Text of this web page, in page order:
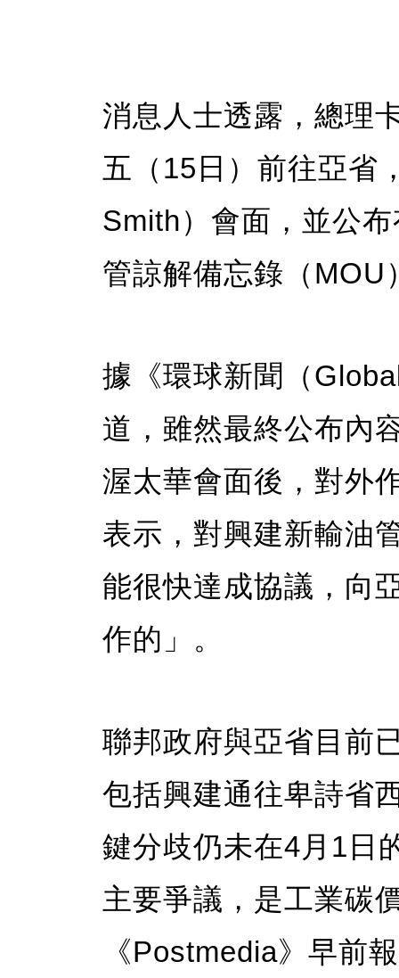
消息人士透露，總理
五（15日）前往亞省
Smith）會面，並公
管諒解備忘錄（MOU
據《環球新聞（
道，雖然最終公布內
渥太華會面後，對外
表示，對興建新輸油
能很快達成協議，向
作的」。
聯邦政府與亞省目前
包括興建通往卑詩省
鍵分歧仍未在4月1日
主要爭議，是工業碳
《Postmedia》早前